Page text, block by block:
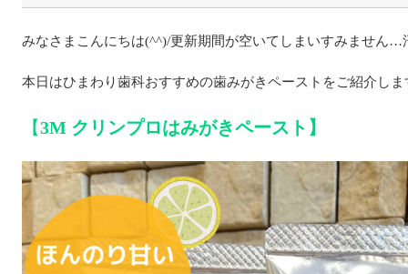
みなさまこんにちは(^^)/更新期間が空いてしまいすみません…
本日はひまわり歯科おすすめの歯みがきペーストをご紹介しま
【3M クリンプロはみがきペースト】